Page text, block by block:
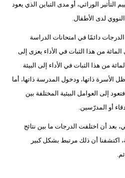
التأثير الوراثي، أو مدى التباين الذي يعود
لدى الأطفال.
دائمًا في امتحانات الدراسة
وحتى الثانوية، فإن 70 في المائة من هذا الثبات في الأداء يعزى إلى
بينما يعود 25 في المائة من هذا الثبات في الأداء إلى البيئة
الأسرة ذاتها، ودخول المدرسة ذاتها، أما
إلى العوامل البيئية المختلفة بين
أو المدرّسين.
بعد أن اختلفت الدرجات ما بين نتائج
اكتشفنا أن ذلك مرتبط بشكل كبير